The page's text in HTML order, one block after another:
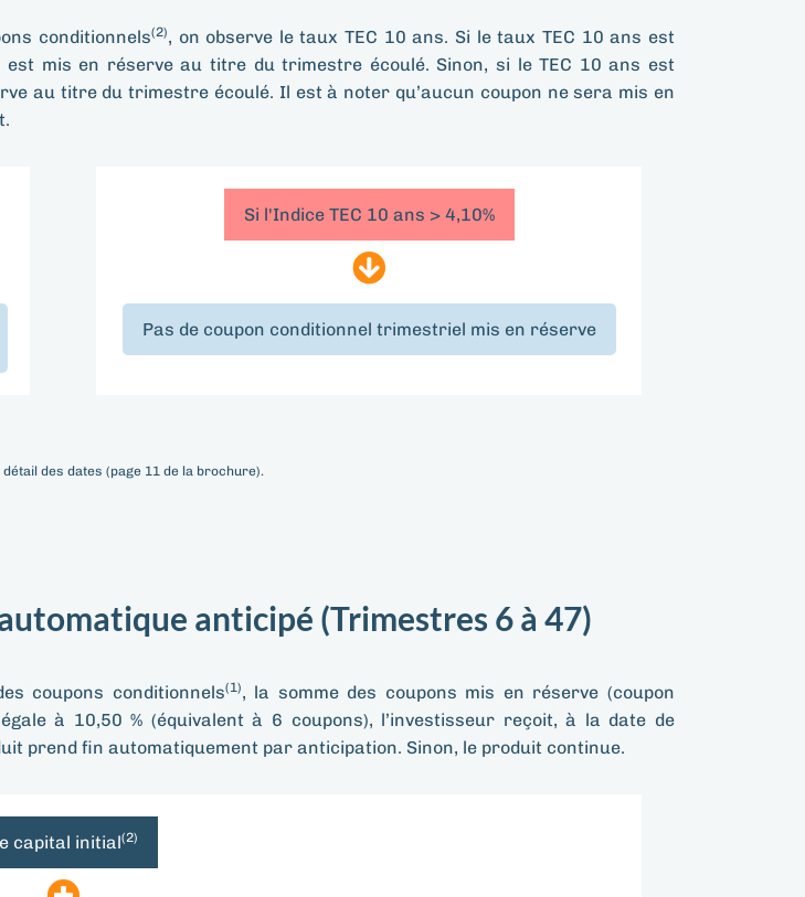
conditionnels(2), on observe le taux TEC 10 ans. Si le taux TEC 10 ans est
est mis en réserve au titre du trimestre écoulé. Sinon, si le TEC 10 ans est
au titre du trimestre écoulé. Il est à noter qu’aucun coupon ne sera mis en
Si l'Indice TEC 10 ans > 4,10%
Pas de coupon conditionnel trimestriel mis en réserve
des dates (page 11 de la brochure).
anticipé (Trimestres 6 à 47)
coupons conditionnels(1), la somme des coupons mis en réserve (coupon
à 10,50 % (équivalent à 6 coupons), l’investisseur reçoit, à la date de
prend fin automatiquement par anticipation. Sinon, le produit continue.
capital initial(2)